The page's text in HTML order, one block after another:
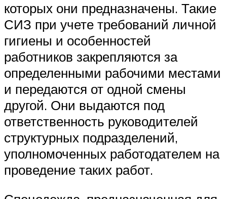
которых они предназначены. Такие
СИЗ при учете требований личной
гигиены и особенностей
работников закрепляются за
определенными рабочими местами
и передаются от одной смены
другой. Они выдаются под
ответственность руководителей
структурных подразделений,
уполномоченных работодателем на
проведение таких работ.